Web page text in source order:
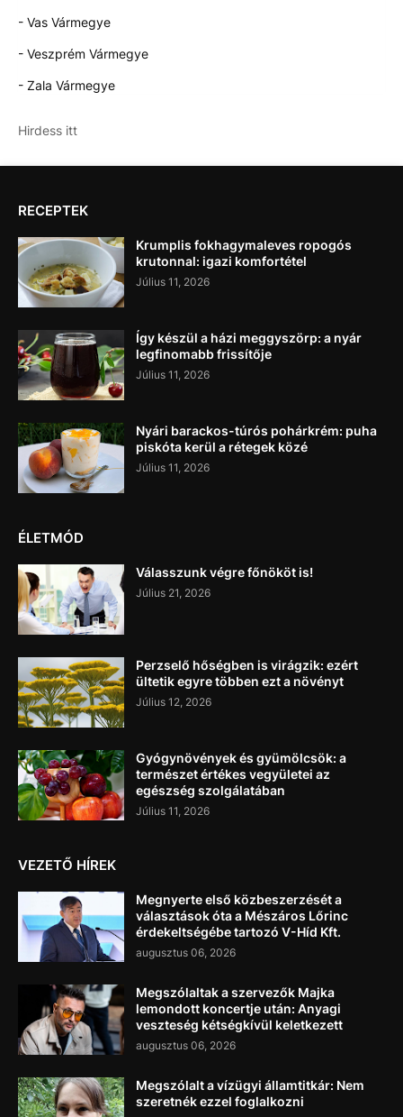
- Vas Vármegye
- Veszprém Vármegye
- Zala Vármegye
Hirdess itt
RECEPTEK
Krumplis fokhagymaleves ropogós
krutonnal: igazi komfortétel
Július 11, 2026
Így készül a házi meggyszörp: a nyár
legfinomabb frissítője
Július 11, 2026
Nyári barackos-túrós pohárkrém: puha
piskóta kerül a rétegek közé
Július 11, 2026
ÉLETMÓD
Válasszunk végre főnököt is!
Július 21, 2026
Perzselő hőségben is virágzik: ezért
ültetik egyre többen ezt a növényt
Július 12, 2026
Gyógynövények és gyümölcsök: a
természet értékes vegyületei az
egészség szolgálatában
Július 11, 2026
VEZETŐ HÍREK
Megnyerte első közbeszerzését a
választások óta a Mészáros Lőrinc
érdekeltségébe tartozó V-Híd Kft.
augusztus 06, 2026
Megszólaltak a szervezők Majka
lemondott koncertje után: Anyagi
veszteség kétségkívül keletkezett
augusztus 06, 2026
Megszólalt a vízügyi államtitkár: Nem
szeretnék ezzel foglalkozni